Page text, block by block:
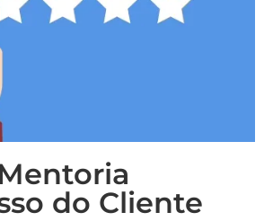
Mentoria
do Cliente